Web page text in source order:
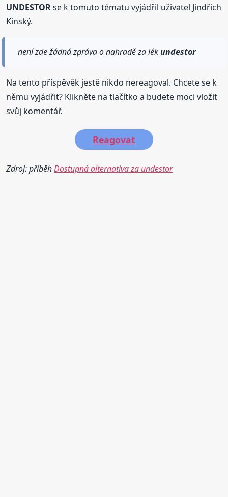
UNDESTORse k tomuto tématu vyjádřil uživatel Jindřich
Kinský.
není zde žádná zpráva o nahradě za lékundestor
Na tento příspěvěk jestě nikdo nereagoval. Chcete se k
němu vyjádřit? Klikněte na tlačítko a budete moci vložit
svůj komentář.
Reagovat
Zdroj: příběhDostupná alternativa za undestor